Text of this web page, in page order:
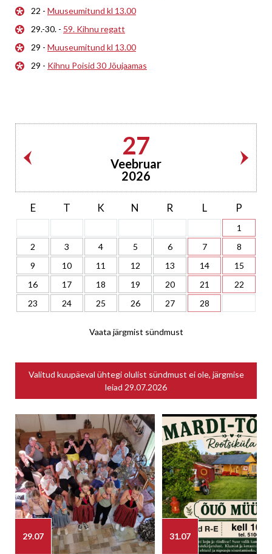
22 - Muuseumitund kl 13.00
29.-30. - 59. Kihnu regatt
29 - Muuseumitund kl 13.00
29 - Kihnu Poisid 30 Jõujaamas
27
Veebruar
2026
E T K N R L P
1
2
3 4 5 6 7
8
9
10 11 12 13 14
15
16
17 18 19 20 21
22
23
24 25 26 27 28
Vaata järgmist sündmust
Valitud kuupäeval ühtegi olulist sündmust ei ole, järgmise
leiad 29.07.2026
29.07 31.07